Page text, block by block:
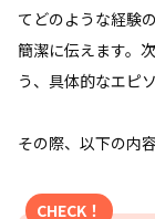
てどのような経験
簡潔に伝えます。
う、具体的なエピ
その際、以下の内
CHECK！